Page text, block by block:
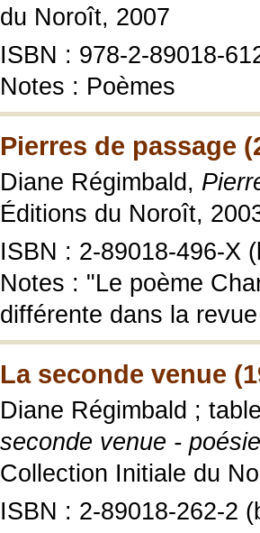
du Noroît, 2007
ISBN : 978-2-89018-
Notes : Poèmes
Pierres de passage
Diane Régimbald,
Éditions du Noroît,
ISBN : 2-89018-496-X
Notes : "Le poème
différente dans la
La seconde venue
Diane Régimbald ;
seconde venue - poésie
Collection Initiale du
ISBN : 2-89018-262-2